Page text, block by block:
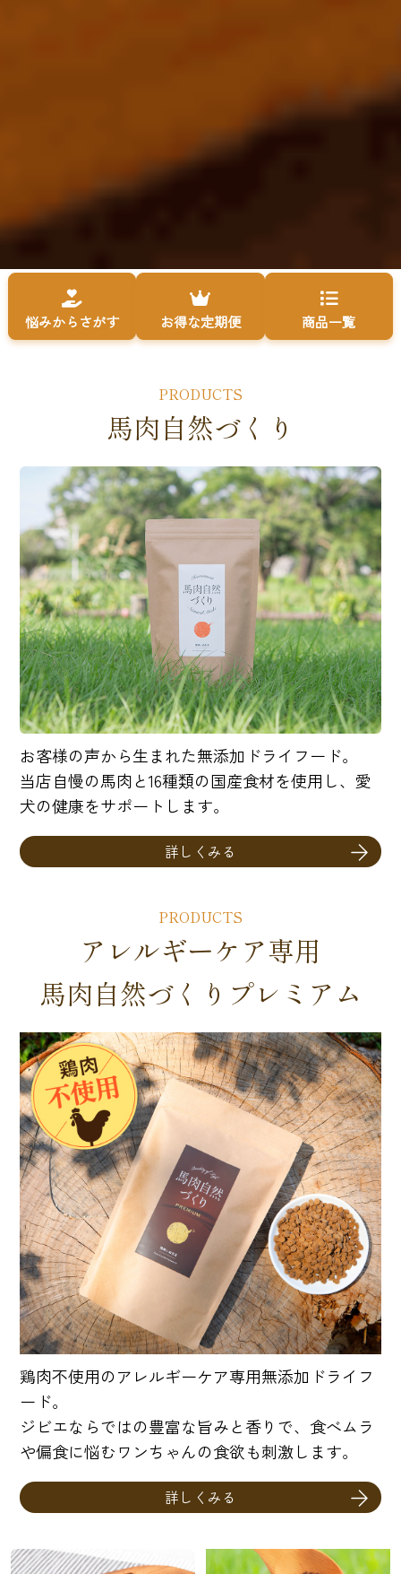
悩みからさがす お得な定期便 商品一覧
PRODUCTS
馬肉自然づくり
お客様の声から生まれた無添加ドライフード。
当店自慢の馬肉と16種類の国産食材を使用し、愛
犬の健康をサポートします。
詳しくみる
PRODUCTS
アレルギーケア専用
馬肉自然づくりプレミアム
鶏肉不使用のアレルギーケア専用無添加ドライフ
ード。
ジビエならではの豊富な旨みと香りで、食べムラ
や偏食に悩むワンちゃんの食欲も刺激します。
詳しくみる